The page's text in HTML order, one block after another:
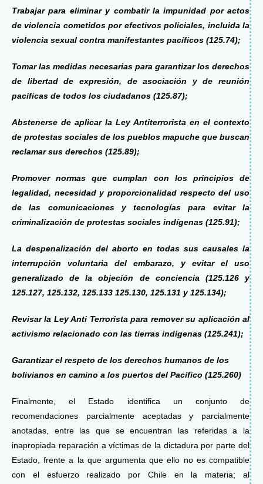
Trabajar para eliminar y combatir la impunidad por actos
de violencia cometidos por efectivos policiales, incluida la
violencia sexual contra manifestantes pacíficos (125.74);
Tomar las medidas necesarias para garantizar los derechos
de libertad de expresión, de asociación y de reunión
pacíficas de todos los ciudadanos (125.87);
Abstenerse de aplicar la Ley Antiterrorista en el contexto
de protestas sociales de los pueblos mapuche que buscan
reclamar sus derechos (125.89);
Promover normas que cumplan con los principios de
legalidad, necesidad y proporcionalidad respecto del uso
de las comunicaciones y tecnologías para evitar la
criminalización de protestas sociales indígenas (125.91);
La despenalización del aborto en todas sus causales la
interrupción voluntaria del embarazo, y evitar el uso
generalizado de la objeción de conciencia (125.126 y
125.127, 125.132, 125.133 125.130, 125.131 y 125.134);
Revisar la Ley Anti Terrorista para remover su aplicación al
activismo relacionado con las tierras indígenas (125.241);
Garantizar el respeto de los derechos humanos de los
bolivianos en camino a los puertos del Pacífico (125.260)
Finalmente, el Estado identifica un conjunto de
recomendaciones parcialmente aceptadas y parcialmente
anotadas, entre las que se encuentran las referidas a la
inapropiada reparación a víctimas de la dictadura por parte del
Estado, frente a la que argumenta que ello no es compatible
con el esfuerzo realizado por Chile en la materia; al